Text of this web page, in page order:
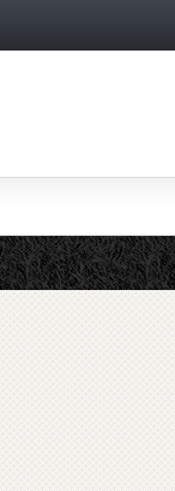
北欧らしい